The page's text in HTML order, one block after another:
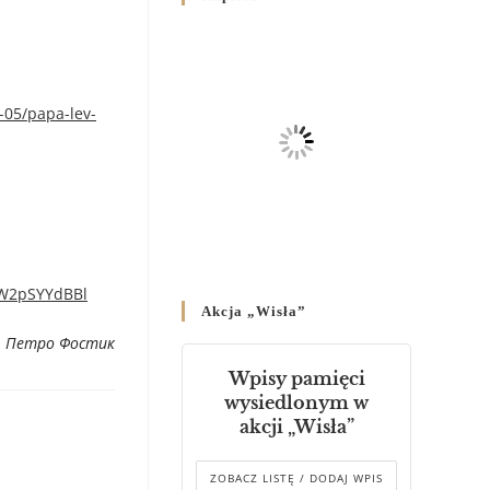
papa-lev-
Петро Фостик
Родин
Справ Молоді та встановленя
складу Катихитичної Комісії
днях 2-12 липня 2024 р.”
Декрет єпископів
Перемисько-Варшавської
Митрополії стосовно
звершування Божественної
літургії
Akcja „Wisła”
Wpisy pamięci
wysiedlonym w
akcji „Wisła”
ZOBACZ LISTĘ / DODAJ WPIS